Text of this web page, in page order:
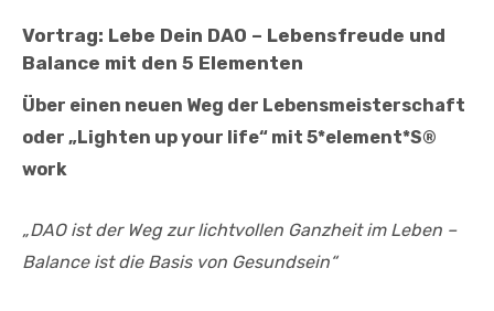
Vortrag: Lebe Dein DAO – Lebensfreude und
Balance mit den 5 Elementen
Über einen neuen Weg der Lebensmeisterschaft
oder „Lighten up your life“ mit 5*element*S®
work
„DAO ist der Weg zur lichtvollen Ganzheit im Leben –
Balance ist die Basis von Gesundsein“